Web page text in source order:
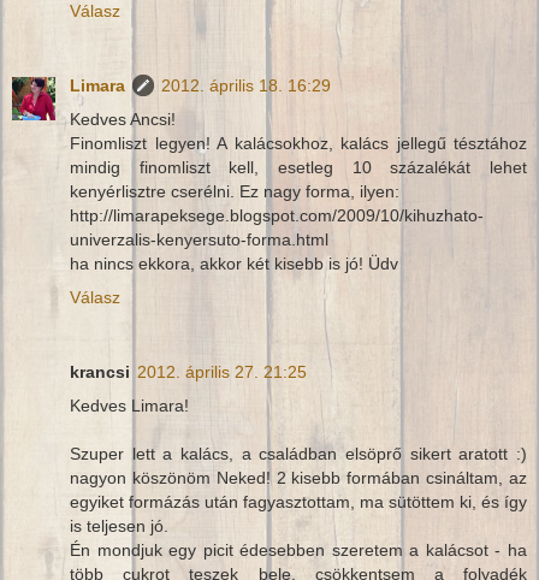
Válasz
Limara
2012. április 18. 16:29
Kedves Ancsi!
Finomliszt legyen! A kalácsokhoz, kalács jellegű tésztához
mindig finomliszt kell, esetleg 10 százalékát lehet
kenyérlisztre cserélni. Ez nagy forma, ilyen:
http://limarapeksege.blogspot.com/2009/10/kihuzhato-
univerzalis-kenyersuto-forma.html
ha nincs ekkora, akkor két kisebb is jó! Üdv
Válasz
krancsi 2012. április 27. 21:25
Kedves Limara!
Szuper lett a kalács, a családban elsöprő sikert aratott :)
nagyon köszönöm Neked! 2 kisebb formában csináltam, az
egyiket formázás után fagyasztottam, ma sütöttem ki, és így
is teljesen jó.
Én mondjuk egy picit édesebben szeretem a kalácsot - ha
több cukrot teszek bele, csökkentsem a folyadék